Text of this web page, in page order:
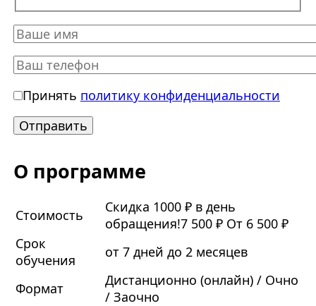
Принять политику конфиденциальности
О программе
Стоимость
Скидка 1000 ₽ в день
обращения!7 500 ₽ От 6 500 ₽
Срок
обучения
от 7 дней до 2 месяцев
Формат
Дистанционно (онлайн) / Очно
/ Заочно